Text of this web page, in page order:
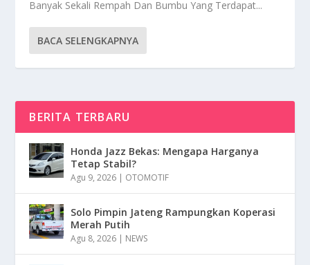
Banyak Sekali Rempah Dan Bumbu Yang Terdapat...
BACA SELENGKAPNYA
BERITA TERBARU
Honda Jazz Bekas: Mengapa Harganya
Tetap Stabil?
Agu 9, 2026 | OTOMOTIF
Solo Pimpin Jateng Rampungkan Koperasi
Merah Putih
Agu 8, 2026 | NEWS